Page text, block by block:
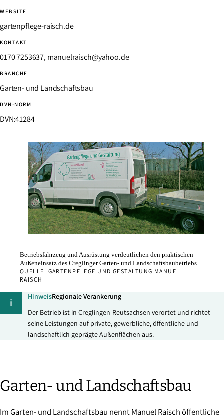
WEBSITE
gartenpflege-raisch.de
KONTAKT
0170 7253637, manuelraisch@yahoo.de
BRANCHE
Garten- und Landschaftsbau
DVN-NORM
DVN:41284
Betriebsfahrzeug und Ausrüstung verdeutlichen den praktischen
Außeneinsatz des Creglinger Garten- und Landschaftsbaubetriebs.
QUELLE: GARTENPFLEGE UND GESTALTUNG MANUEL
RAISCH
i HinweisRegionale Verankerung
Der Betrieb ist in Creglingen-Reutsachsen verortet und richtet
seine Leistungen auf private, gewerbliche, öffentliche und
landschaftlich geprägte Außenflächen aus.
Garten- und Landschaftsbau
Im Garten- und Landschaftsbau nennt Manuel Raisch öffentliche